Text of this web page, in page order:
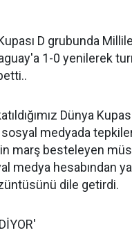
D grubunda
1-0 yenilerek
Dünya
sosyal medyada
marş besteleyen
medya hesabından
dile getirdi.